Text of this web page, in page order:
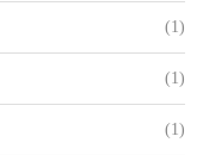
(1)
(1)
(1)